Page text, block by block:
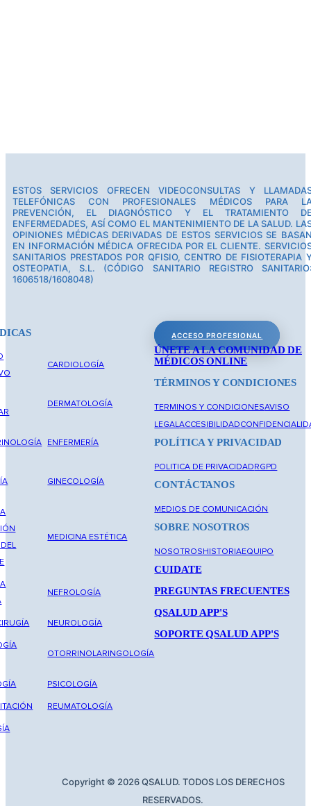
ESTOS SERVICIOS OFRECEN VIDEOCONSULTAS Y
TELEFÓNICAS CON PROFESIONALES MÉDICOS PARA
PREVENCIÓN, EL DIAGNÓSTICO Y EL TRATAMIENTO
ENFERMEDADES, ASÍ COMO EL MANTENIMIENTO DE LA SALUD.
OPINIONES MÉDICAS DERIVADAS DE ESTOS SERVICIOS SE
EN INFORMACIÓN MÉDICA OFRECIDA POR EL CLIENTE.
SANITARIOS PRESTADOS POR QFISIO, CENTRO DE FISIOTERAPIA
OSTEOPATIA, S.L. (CÓDIGO SANITARIO REGISTRO
1606518/1608048)
CARDIOLOGÍA
DERMATOLOGÍA
ENFERMERÍA
GINECOLOGÍA
MEDICINA ESTÉTICA
NEFROLOGÍA
NEUROLOGÍA
OTORRINOLARINGOLOGÍA
PSICOLOGÍA
REUMATOLOGÍA
ACCESO PROFESIONAL
ÚNETE A LA COMUNIDAD DE
MÉDICOS ONLINE
TÉRMINOS Y CONDICIONES
TERMINOS Y CONDICIONESAVISO
LEGALACCESIBILIDAD
POLÍTICA Y PRIVACIDAD
POLITICA DE PRIVACIDADRGPD
CONTÁCTANOS
MEDIOS DE COMUNICACIÓN
SOBRE NOSOTROS
NOSOTROSHISTORIAEQUIPO
CUIDATE
PREGUNTAS FRECUENTES
QSALUD APP'S
SOPORTE QSALUD APP'S
Copyright © 2026 QSALUD. TODOS LOS DERECHOS
RESERVADOS.